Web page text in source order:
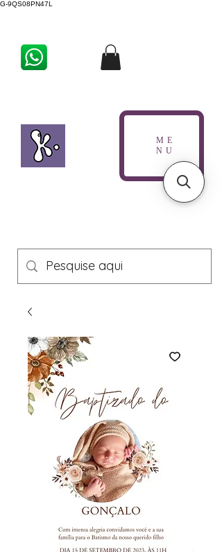
G-9QS08PN47L
ME
NU